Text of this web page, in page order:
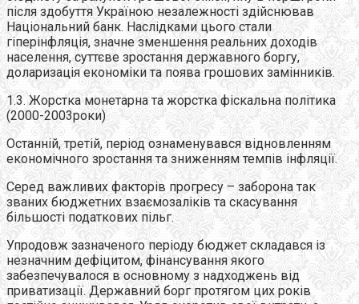
після здобуття Україною незалежності здійснював
Національний банк. Наслідками цього стали
гіперінфляція, значне зменшення реальних доходів
населення, суттєве зростання державного боргу,
доларизація економіки та поява грошових замінників.
1.3. Жорстка монетарна та жорстка фіскальна політика
(2000-2003роки)
Останній, третій, період ознаменувався відновленням
економічного зростання та зниженням темпів інфляції.
Серед важливих факторів прогресу – заборона так
званих бюджетних взаємозаліків та скасування
більшості податкових пільг.
Упродовж зазначеного періоду бюджет складався із
незначним дефіцитом, фінансування якого
забезпечувалося в основному з надходжень від
приватизації. Державний борг протягом цих років